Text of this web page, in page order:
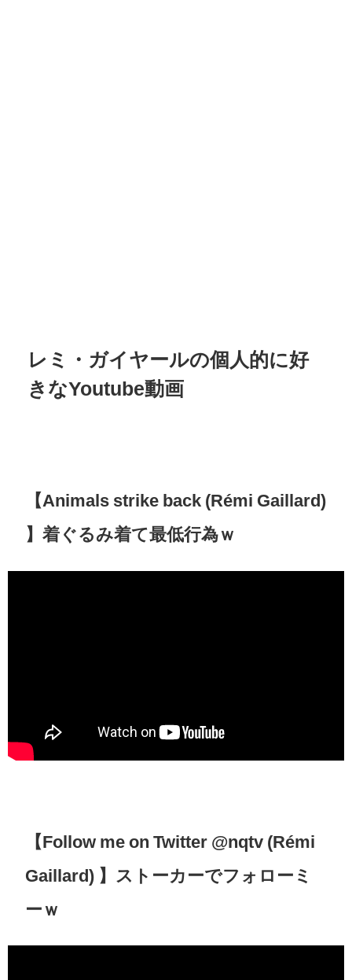
レミ・ガイヤールの個人的に好
きなYoutube動画
【Animals strike back (Rémi Gaillard)
】着ぐるみ着て最低行為ｗ
【Follow me on Twitter @nqtv (Rémi
Gaillard) 】ストーカーでフォローミ
ーｗ